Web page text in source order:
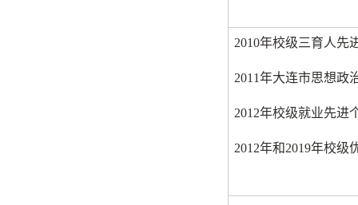
2010年校级三育人先
2011年大连市思想政
2012年校级就业先进
2012年和2019年校级